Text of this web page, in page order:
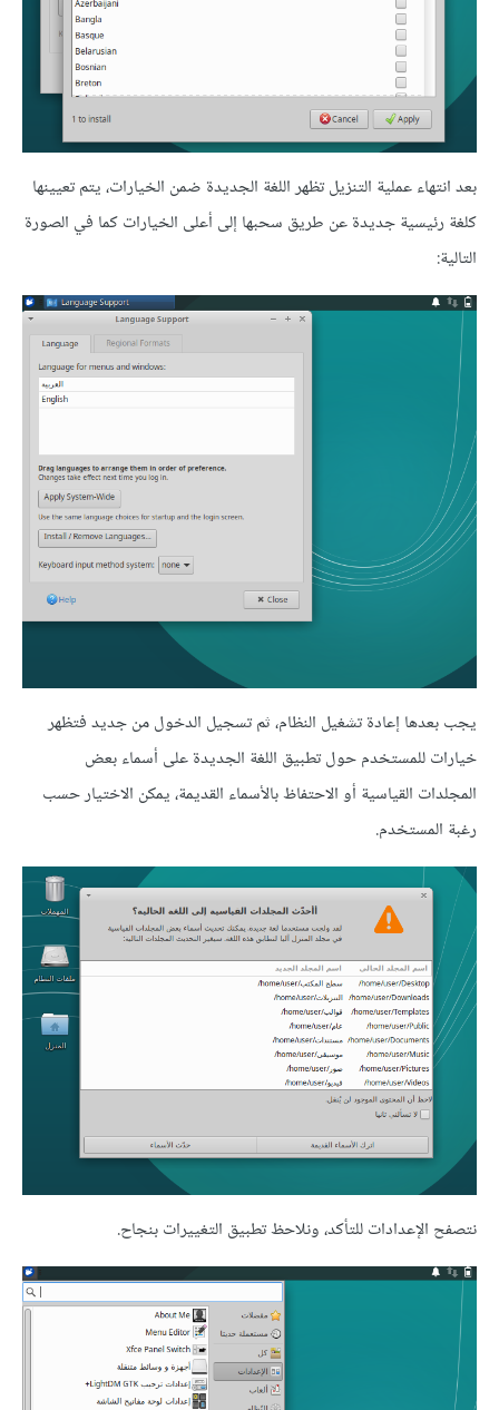
بعد انتهاء عملية التنزيل تظهر اللغة الجديدة ضمن الخيارات، يتم تعيينها
كلغة رئيسية جديدة عن طريق سحبها إلى أعلى الخيارات كما في الصورة
التالية:
يجب بعدها إعادة تشغيل النظام، ثم تسجيل الدخول من جديد فتظهر
خيارات للمستخدم حول تطبيق اللغة الجديدة على أسماء بعض
المجلدات القياسية أو الاحتفاظ بالأسماء القديمة، يمكن الاختيار حسب
رغبة المستخدم.
نتصفح الإعدادات للتأكد، ونلاحظ تطبيق التغييرات بنجاح.